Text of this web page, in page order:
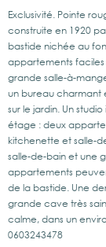
Exclusivité. Pointe
construite en 1920
bastide nichée au
appartements faciles
grande salle-à-
un bureau charmant
sur le jardin. Un
étage : deux
kitchenette et salle-
salle-de-bain et une
appartements
de la bastide. Une
grande cave très
calme, dans un
0603243478